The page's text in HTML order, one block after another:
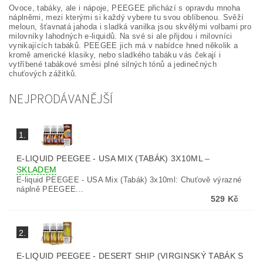
Ovoce, tabáky, ale i nápoje, PEEGEE přichází s opravdu mnoha
náplněmi, mezi kterými si každý vybere tu svou oblíbenou. Svěží
meloun, šťavnatá jahoda i sladká vanilka jsou skvělými volbami pro
milovníky lahodných e-liquidů. Na své si ale přijdou i milovníci
vynikajících tabáků. PEEGEE jich má v nabídce hned několik a
kromě americké klasiky, nebo sladkého tabáku vás čekají i
vytříbené tabákové směsi plné silných tónů a jedinečných
chuťových zážitků.
NEJPRODÁVANĚJŠÍ
1.
E-LIQUID PEEGEE - USA MIX (TABÁK) 3X10ML–
SKLADEM
E-liquid PEEGEE - USA Mix (Tabák) 3x10ml: Chuťově výrazné
náplně PEEGEE...
529 Kč
2.
E-LIQUID PEEGEE - DESERT SHIP (VIRGINSKÝ TABÁK S